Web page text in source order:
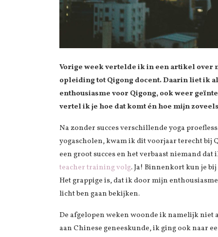
Vorige week vertelde ik in een artikel
opleiding tot Qigong docent. Daarin liet ik
enthousiasme voor Qigong, ook weer
vertel ik je hoe dat komt én hoe mijn
Na zonder succes verschillende yoga
yogascholen, kwam ik dit voorjaar terecht bij
een groot succes en het verbaast niemand
teacher training volg. Ja! Binnenkort kun je
Het grappige is, dat ik door mijn
licht ben gaan bekijken.
De afgelopen weken woonde ik namelijk
aan Chinese geneeskunde, ik ging ook naar